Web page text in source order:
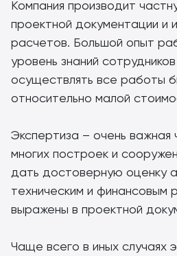
Компания производит
проектной документации и
расчетов. Большой опыт
уровень знаний
осуществлять все работы
относительно малой
Экспертиза – очень важная
многих построек и
дать достоверную оценку
техническим и финансовым
выражены в проектной
Чаще всего в иных случаях